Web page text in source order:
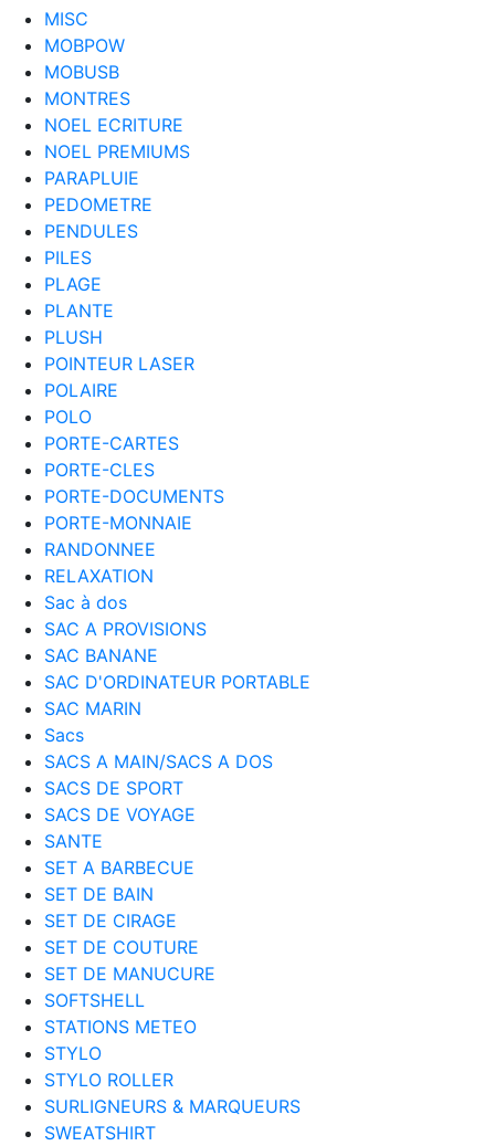
MISC
MOBPOW
MOBUSB
MONTRES
NOEL ECRITURE
NOEL PREMIUMS
PARAPLUIE
PEDOMETRE
PENDULES
PILES
PLAGE
PLANTE
PLUSH
POINTEUR LASER
POLAIRE
POLO
PORTE-CARTES
PORTE-CLES
PORTE-DOCUMENTS
PORTE-MONNAIE
RANDONNEE
RELAXATION
Sac à dos
SAC A PROVISIONS
SAC BANANE
SAC D'ORDINATEUR PORTABLE
SAC MARIN
Sacs
SACS A MAIN/SACS A DOS
SACS DE SPORT
SACS DE VOYAGE
SANTE
SET A BARBECUE
SET DE BAIN
SET DE CIRAGE
SET DE COUTURE
SET DE MANUCURE
SOFTSHELL
STATIONS METEO
STYLO
STYLO ROLLER
SURLIGNEURS & MARQUEURS
SWEATSHIRT